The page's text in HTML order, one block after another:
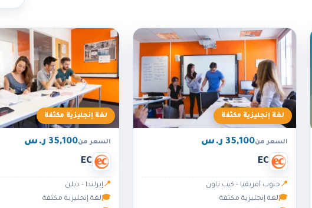
لغة إنجليزية مكثفة
السعر من35,100 ر.س
EC
📍 جنوب أفريقيا - كيب تاون
🎓لغة إنجليزية مكثفة
لغة إنجليزية مكثفة
السعر من35,100 ر.س
EC
📍 إيرلندا - دبلن
🎓لغة إنجليزية مكثفة